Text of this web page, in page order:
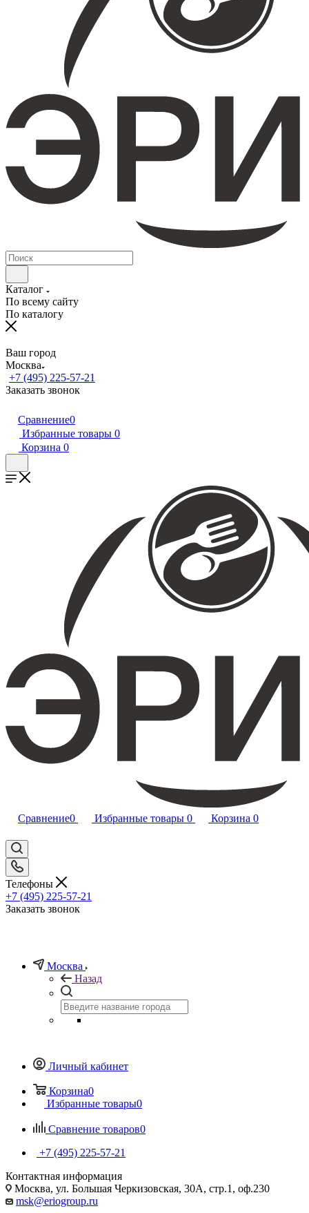
Каталог
По всему сайту
По каталогу
Ваш город
Москва
+7 (495) 225-57-21
Заказать звонок
Сравнение0
Избранные товары 0
Корзина 0
Сравнение0 Избранные товары 0 Корзина 0
Телефоны
+7 (495) 225-57-21
Заказать звонок
Москва
Назад
Личный кабинет
Корзина0
Избранные товары0
Сравнение товаров0
+7 (495) 225-57-21
Контактная информация
Москва, ул. Большая Черкизовская, 30А, стр.1, оф.230
msk@eriogroup.ru